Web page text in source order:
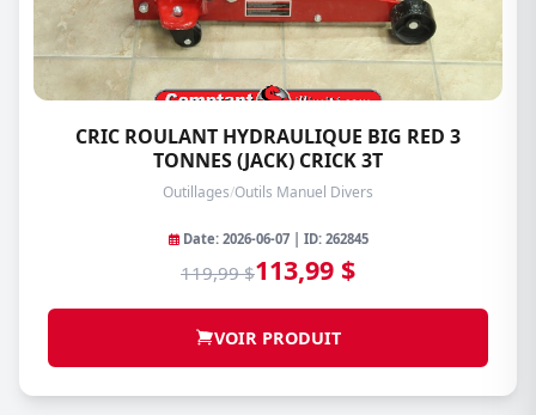
CRIC ROULANT HYDRAULIQUE BIG RED 3
TONNES (JACK) CRICK 3T
Outillages/Outils Manuel Divers
Date: 2026-06-07 | ID: 262845
119,99 $113,99 $
VOIR PRODUIT